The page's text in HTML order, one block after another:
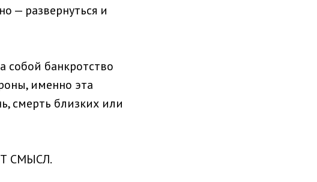
— развернуться и
собой банкротство
именно эта
смерть близких или
СМЫСЛ.